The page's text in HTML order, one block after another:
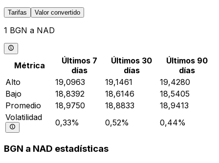
Tarifas Valor convertido
1 BGN a NAD
Métrica
Últimos 7
días
Últimos 30
días
Últimos 90
días
Alto
19,0963 19,1461
19,4280
Bajo
18,8392 18,6146
18,5405
Promedio
18,9750 18,8833
18,9413
Volatilidad
0,33% 0,52% 0,44%
BGN a NAD estadísticas